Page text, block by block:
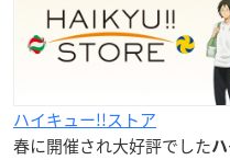
ハイキュー!!ストア
春に開催され大好評でした